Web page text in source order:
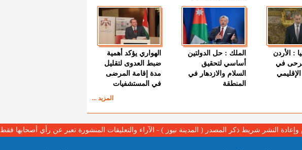
: الأردن
في
الملك : حل الدولتين
أساسي لتحقيق
السلام والازدهار في
المنطقة
الهواري يؤكد أهمية
ضبط العدوى لتقليل
مدة إقامة المرضى
في المستشفيات
المزيد ...
وإعادة النشر شريط ذكر المصدر ( المدينة نيوز ) - الآراء والتعليقات المنشورة تعبر عن رأي أصحابها فقط